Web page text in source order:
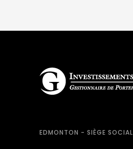
EDMONTON - SIÈGE SOCIAL